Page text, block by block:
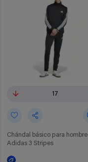
17
Chándal básico para hombre
Adidas 3 Stripes